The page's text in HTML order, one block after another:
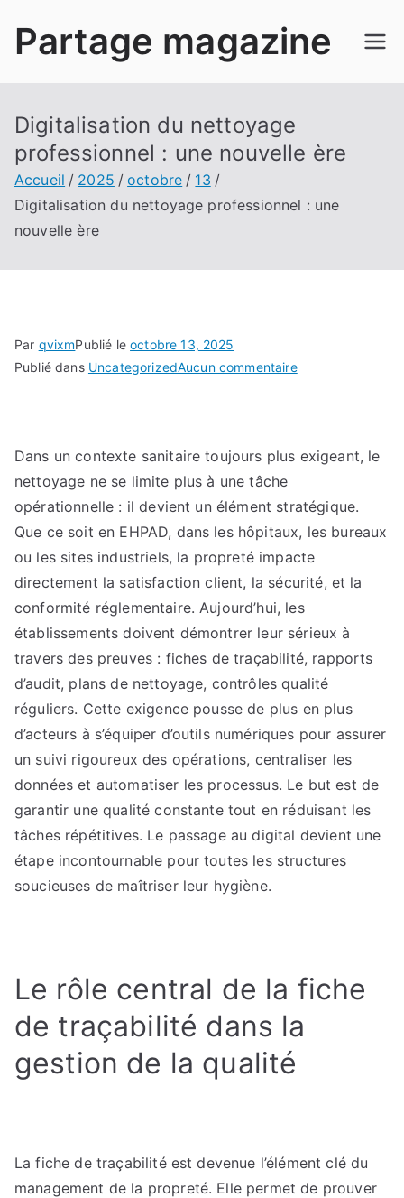
Partage magazine
Digitalisation du nettoyage
professionnel : une nouvelle ère
Accueil 2025 octobre
13
Digitalisation du nettoyage professionnel : une
nouvelle ère
Par qvixmPublié leoctobre 13, 2025
Publié dans UncategorizedAucun commentairesur
professionnel
une
nouvelle
Dans un contexte sanitaire toujours plus exigeant, le
nettoyage ne se limite plus à une tâche
opérationnelle : il devient un élément stratégique.
Que ce soit en EHPAD, dans les hôpitaux, les bureaux
ou les sites industriels, la propreté impacte
directement la satisfaction client, la sécurité, et la
conformité réglementaire. Aujourd’hui, les
établissements doivent démontrer leur sérieux à
travers des preuves : fiches de traçabilité, rapports
d’audit, plans de nettoyage, contrôles qualité
réguliers. Cette exigence pousse de plus en plus
d’acteurs à s’équiper d’outils numériques pour assurer
un suivi rigoureux des opérations, centraliser les
données et automatiser les processus. Le but est de
garantir une qualité constante tout en réduisant les
tâches répétitives. Le passage au digital devient une
étape incontournable pour toutes les structures
soucieuses de maîtriser leur hygiène.
Le rôle central de la fiche
de traçabilité dans la
gestion de la qualité
La fiche de traçabilité est devenue l’élément clé du
management de la propreté. Elle permet de prouver